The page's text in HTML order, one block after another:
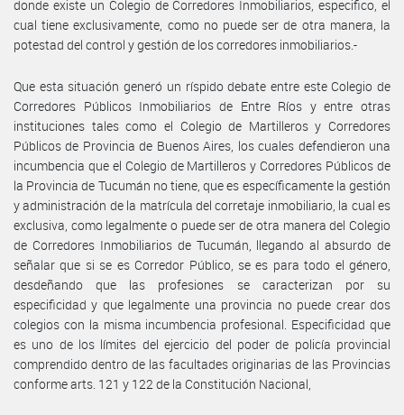
donde existe un Colegio de Corredores Inmobiliarios, especifico, el
cual tiene exclusivamente, como no puede ser de otra manera, la
potestad del control y gestión de los corredores inmobiliarios.-
Que esta situación generó un ríspido debate entre este Colegio de
Corredores Públicos Inmobiliarios de Entre Ríos y entre otras
instituciones tales como el Colegio de Martilleros y Corredores
Públicos de Provincia de Buenos Aires, los cuales defendieron una
incumbencia que el Colegio de Martilleros y Corredores Públicos de
la Provincia de Tucumán no tiene, que es específicamente la gestión
y administración de la matrícula del corretaje inmobiliario, la cual es
exclusiva, como legalmente o puede ser de otra manera del Colegio
de Corredores Inmobiliarios de Tucumán, llegando al absurdo de
señalar que si se es Corredor Público, se es para todo el género,
desdeñando que las profesiones se caracterizan por su
especificidad y que legalmente una provincia no puede crear dos
colegios con la misma incumbencia profesional. Especificidad que
es uno de los límites del ejercicio del poder de policía provincial
comprendido dentro de las facultades originarias de las Provincias
conforme arts. 121 y 122 de la Constitución Nacional,